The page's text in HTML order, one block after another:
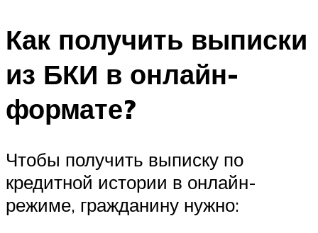
Как получить выписки
из БКИ в онлайн-
формате?
Чтобы получить выписку по
кредитной истории в онлайн-
режиме, гражданину нужно: